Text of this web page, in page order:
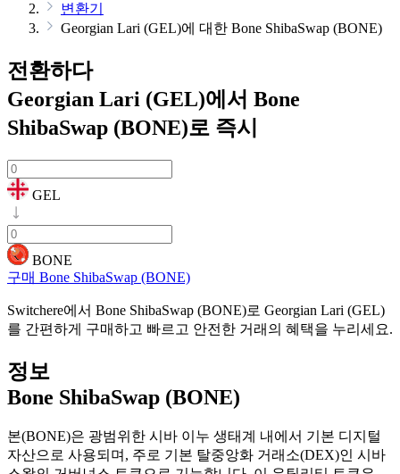
변환기
Georgian Lari (GEL)에 대한 Bone ShibaSwap (BONE)
전환하다
Georgian Lari (GEL)에서 Bone
ShibaSwap (BONE)로 즉시
GEL
BONE
구매 Bone ShibaSwap (BONE)
Switchere에서 Bone ShibaSwap (BONE)로 Georgian Lari (GEL)
를 간편하게 구매하고 빠르고 안전한 거래의 혜택을 누리세요.
정보
Bone ShibaSwap (BONE)
본(BONE)은 광범위한 시바 이누 생태계 내에서 기본 디지털
자산으로 사용되며, 주로 기본 탈중앙화 거래소(DEX)인 시바